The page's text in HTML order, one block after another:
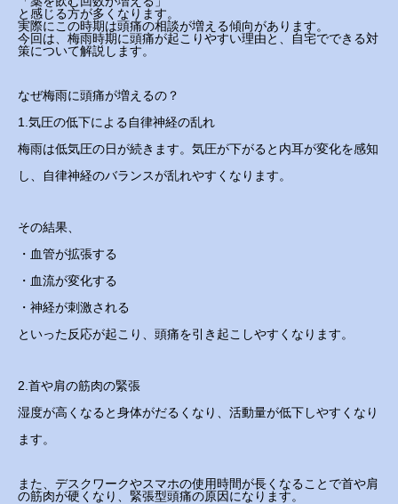
と感じる方が多くなります。
実際にこの時期は頭痛の相談が増える傾向があります。
今回は、梅雨時期に頭痛が起こりやすい理由と、自宅でできる対
策について解説します。
なぜ梅雨に頭痛が増えるの？
1.気圧の低下による自律神経の乱れ
梅雨は低気圧の日が続きます。気圧が下がると内耳が変化を感知
し、自律神経のバランスが乱れやすくなります。
その結果、
・血管が拡張する
・血流が変化する
・神経が刺激される
といった反応が起こり、頭痛を引き起こしやすくなります。
2.首や肩の筋肉の緊張
湿度が高くなると身体がだるくなり、活動量が低下しやすくなり
ます。
また、デスクワークやスマホの使用時間が長くなることで首や肩
の筋肉が硬くなり、緊張型頭痛の原因になります。